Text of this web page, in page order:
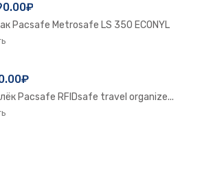
Pacsafe Metrosafe LS 350 ECONYL
Pacsafe RFIDsafe travel organize...